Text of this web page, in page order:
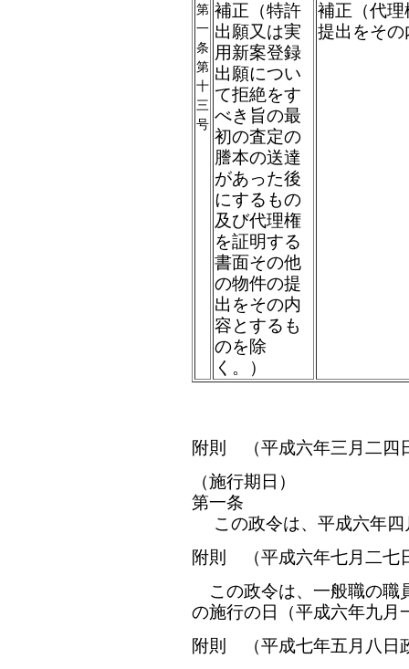
第
一
条
第
十
三
号
補正（特許
出願又は実
用新案登録
出願につい
て拒絶をす
べき旨の最
初の査定の
謄本の送達
があった後
にするもの
及び代理権
を証明する
書面その他
の物件の提
出をその内
容とするも
のを除
く。）
補正（代
提出をそ
附則 （平成六年三月二
（施行期日）
第一条
この政令は、平成六年四
附則 （平成六年七月二七
この政令は、一般職の職
の施行の日（平成六年九月
附則 （平成七年五月八